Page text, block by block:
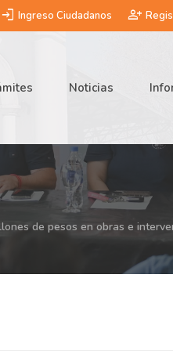
login Ingreso Ciudadanos person_add
Noticias
de pesos en obras e